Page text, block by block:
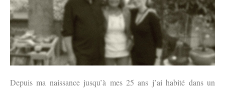
Depuis ma naissance jusqu’à mes 25 ans j’ai habité dans un